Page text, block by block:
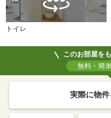
トイレ
このお部屋を
無料・簡
実際に物